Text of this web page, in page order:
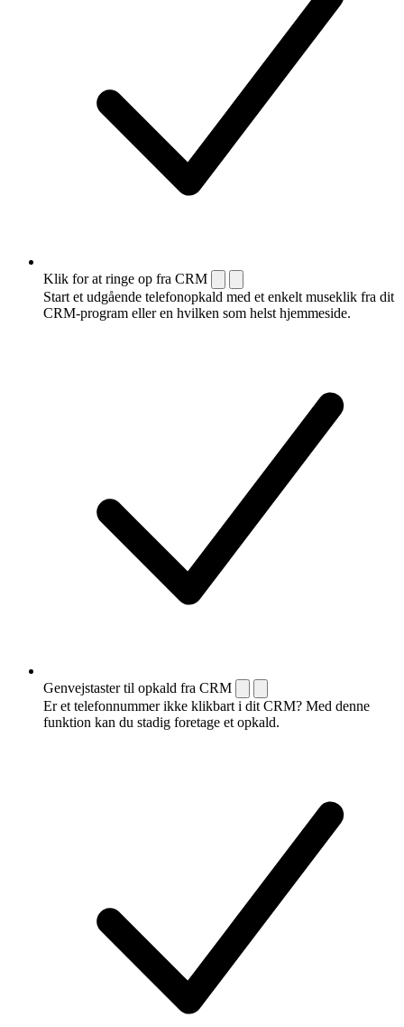
Klik for at ringe op fra CRM
Start et udgående telefonopkald med et enkelt museklik fra dit
CRM-program eller en hvilken som helst hjemmeside.
Genvejstaster til opkald fra CRM
Er et telefonnummer ikke klikbart i dit CRM? Med denne
funktion kan du stadig foretage et opkald.